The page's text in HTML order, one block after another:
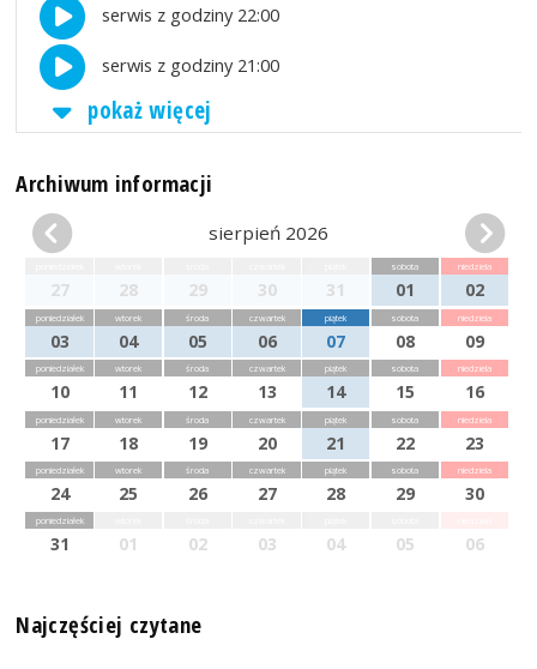
serwis z godziny 22:00
serwis z godziny 21:00
pokaż więcej
Archiwum informacji
sierpień 2026
27 28 29 30 31
sobota
01
niedziela
02
poniedziałek
03
wtorek
04
środa
05
czwartek
06
piątek
07
sobota
08
niedziela
09
poniedziałek
10
wtorek
11
środa
12
czwartek
13
piątek
14
sobota
15
niedziela
16
poniedziałek
17
wtorek
18
środa
19
czwartek
20
piątek
21
sobota
22
niedziela
23
poniedziałek
24
wtorek
25
środa
26
czwartek
27
piątek
28
sobota
29
niedziela
30
poniedziałek
31 01 02 03 04 05 06
Najczęściej czytane